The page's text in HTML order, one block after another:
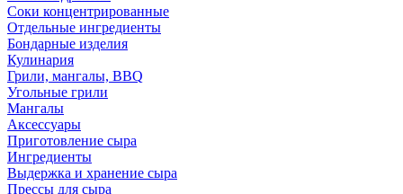
Соки концентрированные
Отдельные ингредиенты
Бондарные изделия
Кулинария
Грили, мангалы, BBQ
Угольные грили
Мангалы
Аксессуары
Приготовление сыра
Ингредиенты
Выдержка и хранение сыра
Прессы для сыра